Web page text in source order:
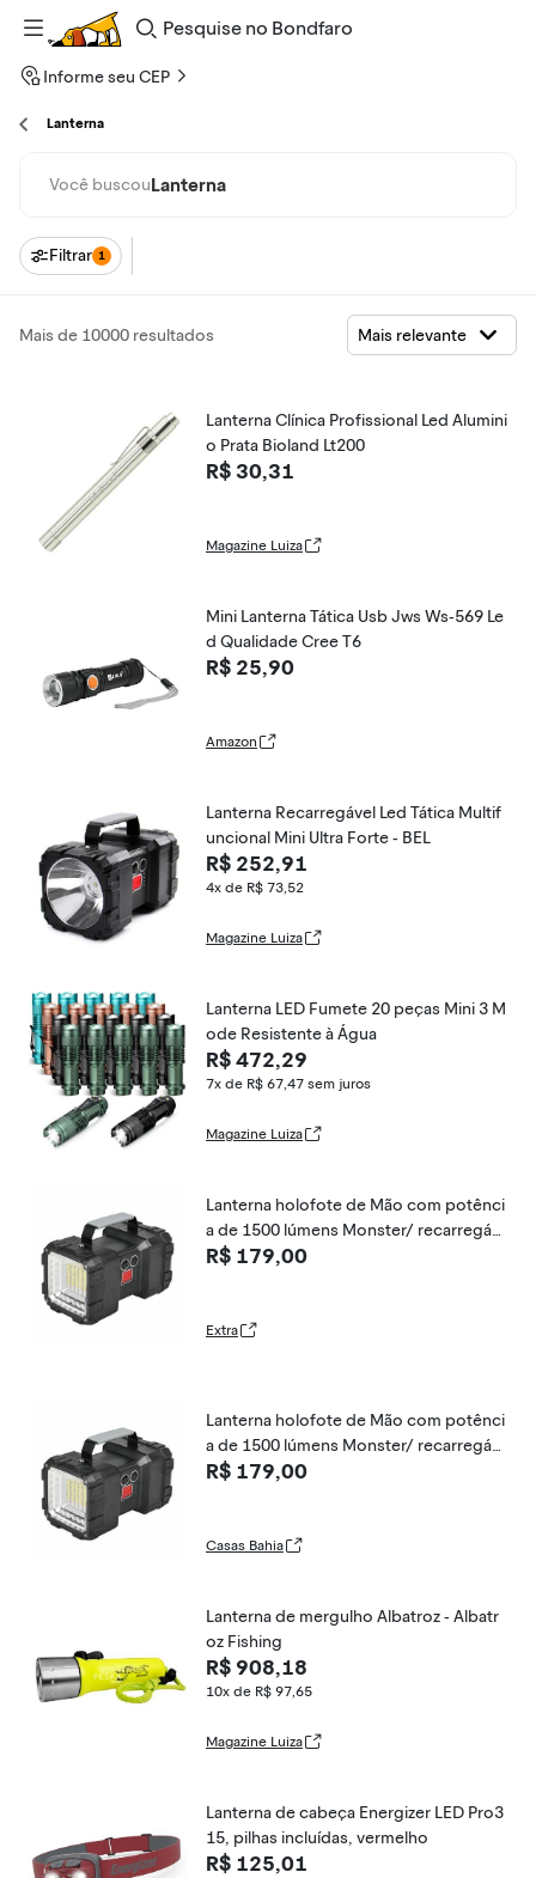
Pesquise
Bondfaro
Informe seu CEP
Lanterna
Você buscouLanterna
Filtrar 1
Mais de 10000 resultados
Lanterna Clínica Profissional Led Alumini
o Prata Bioland Lt200
R$ 30,31
Magazine Luiza
Mini Lanterna Tática Usb Jws Ws-569 Le
d Qualidade Cree T6
R$ 25,90
Amazon
Lanterna Recarregável Led Tática Multif
uncional Mini Ultra Forte - BEL
R$ 252,91
4x de R$ 73,52
Magazine Luiza
Lanterna LED Fumete 20 peças Mini 3 M
ode Resistente à Água
R$ 472,29
7x de R$ 67,47 sem juros
Magazine Luiza
Lanterna holofote de Mão com potênci
a de 1500 lúmens Monster/ recarregáv
el via USB e 2 tipos de foco Nautika
R$ 179,00
Extra
Lanterna holofote de Mão com potênci
a de 1500 lúmens Monster/ recarregáv
el via USB e 2 tipos de foco Nautika
R$ 179,00
Casas Bahia
Lanterna de mergulho Albatroz - Albatr
oz Fishing
R$ 908,18
10x de R$ 97,65
Magazine Luiza
Lanterna de cabeça Energizer LED Pro3
15, pilhas incluídas, vermelho
R$ 125,01